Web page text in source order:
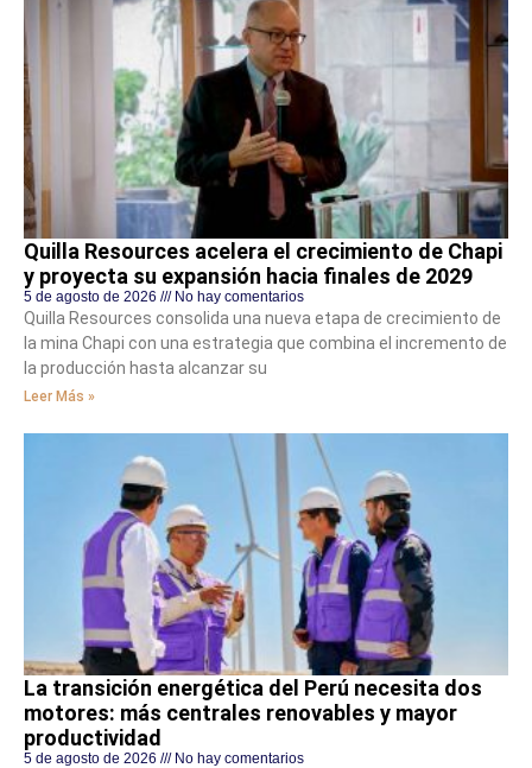
Quilla Resources acelera el crecimiento de Chapi
y proyecta su expansión hacia finales de 2029
5 de agosto de 2026 No hay comentarios
Quilla Resources consolida una nueva etapa de crecimiento de
la mina Chapi con una estrategia que combina el incremento de
la producción hasta alcanzar su
Leer Más »
La transición energética del Perú necesita dos
motores: más centrales renovables y mayor
productividad
5 de agosto de 2026 No hay comentarios